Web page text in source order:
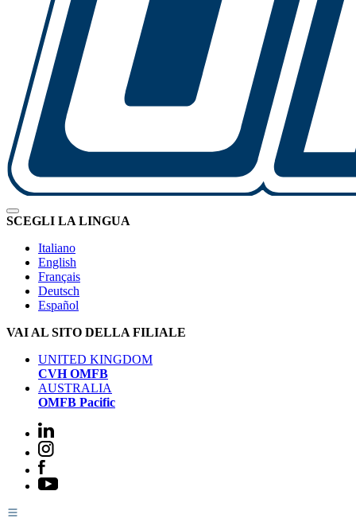
SCEGLI LA LINGUA
Italiano
English
Français
Deutsch
Español
VAI AL SITO DELLA FILIALE
UNITED KINGDOM
CVH OMFB
AUSTRALIA
OMFB Pacific